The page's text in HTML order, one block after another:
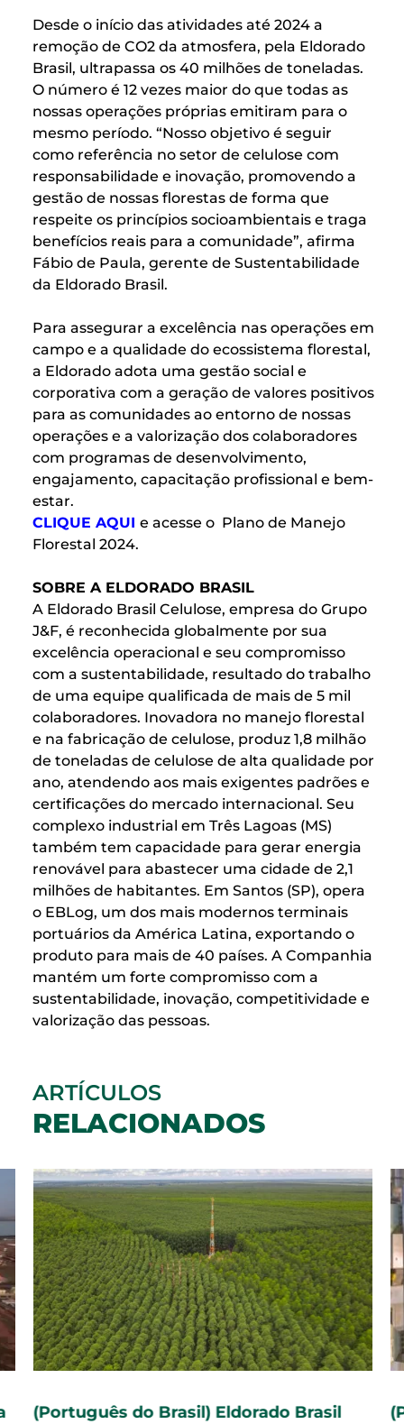
Desde o início das atividades até 2024 a
remoção de CO2 da atmosfera, pela Eldorado
Brasil, ultrapassa os 40 milhões de toneladas.
O número é 12 vezes maior do que todas as
nossas operações próprias emitiram para o
mesmo período. “Nosso objetivo é seguir
como referência no setor de celulose com
responsabilidade e inovação, promovendo a
gestão de nossas florestas de forma que
respeite os princípios socioambientais e traga
benefícios reais para a comunidade”, afirma
Fábio de Paula, gerente de Sustentabilidade
da Eldorado Brasil.
Para assegurar a excelência nas operações em
campo e a qualidade do ecossistema florestal,
a Eldorado adota uma gestão social e
corporativa com a geração de valores positivos
para as comunidades ao entorno de nossas
operações e a valorização dos colaboradores
com programas de desenvolvimento,
engajamento, capacitação profissional e bem-
estar.
CLIQUE AQUI e acesse o Plano de Manejo
Florestal 2024.
SOBRE A ELDORADO BRASIL
A Eldorado Brasil Celulose, empresa do Grupo
J&F, é reconhecida globalmente por sua
excelência operacional e seu compromisso
com a sustentabilidade, resultado do trabalho
de uma equipe qualificada de mais de 5 mil
colaboradores. Inovadora no manejo florestal
e na fabricação de celulose, produz 1,8 milhão
de toneladas de celulose de alta qualidade por
ano, atendendo aos mais exigentes padrões e
certificações do mercado internacional. Seu
complexo industrial em Três Lagoas (MS)
também tem capacidade para gerar energia
renovável para abastecer uma cidade de 2,1
milhões de habitantes. Em Santos (SP), opera
o EBLog, um dos mais modernos terminais
portuários da América Latina, exportando o
produto para mais de 40 países. A Companhia
mantém um forte compromisso com a
sustentabilidade, inovação, competitividade e
valorização das pessoas.
ARTÍCULOS
RELACIONADOS
(Português do Brasil) Eldorado Brasil